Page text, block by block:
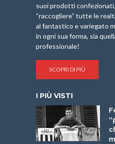
suoi prodotti
“raccogliere” tutte le
al fantastico e variegato
in ogni sua forma, sia
professionale!
SCOPRI DI PIÙ
I PIÙ VISTI